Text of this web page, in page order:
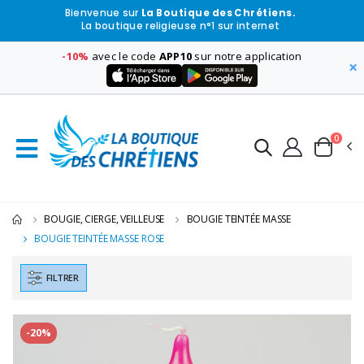
Bienvenue sur La Boutique des Chrétiens.
La boutique religieuse n°1 sur internet
-10% avec le code APP10 sur notre application
×
0
BOUGIE, CIERGE, VEILLEUSE
BOUGIE TEINTÉE MASSE
BOUGIE TEINTÉE MASSE ROSE
FILTRER
-20%